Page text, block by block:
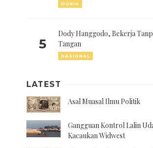
DUNIA
5
Dody Hanggodo, Bekerja
Tangan
NASIONAL
LATEST
Asal Muasal Ilmu Politik
Gangguan Kontrol Lalin
Kacaukan Widwest